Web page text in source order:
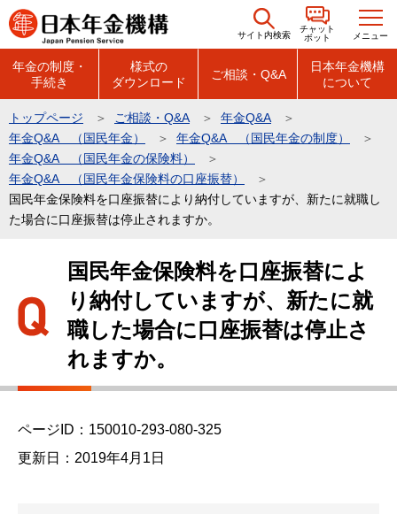
こ
の
の
先
頭
で
す
サイト内検索
チャット
ボット
メニュー
年金の制度・
手続き
様式の
ダウンロード
ご相談・Q&A
日本年金機構
について
トップページ ご相談・Q&A
年金Q&A
年金Q&A （国民年金）
年金Q&A （国民年金の制度）
年金Q&A （国民年金の保険料）
年金Q&A （国民年金保険料の口座振替）
国民年金保険料を口座振替により納付していますが、新たに就職し
た場合に口座振替は停止されますか。
国民年金保険料を口座振替によ
り納付していますが、新たに就
職した場合に口座振替は停止さ
れますか。
ページID：150010-293-080-325
更新日：2019年4月1日